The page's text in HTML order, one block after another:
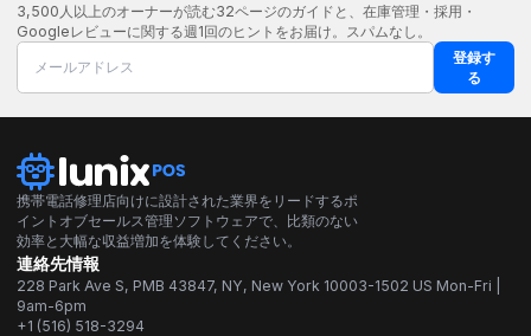
3,500人以上のオーナーが読む32ページのガイドと、在庫管理・採用・
Googleレビューに関する週1回のヒントをお届け。スパムなし。
登録す
る
携帯電話修理店向けに設計された業界をリードするポ
イントオブセールス管理ソフトウェアで、比類のない
効率と大幅な収益増加を体験してください。
連絡先情報
228 Park Ave S, PMB 43847, NY, New York 10003-1502 US Mon-Fri |
9am-6pm
+1 (516) 518-3294